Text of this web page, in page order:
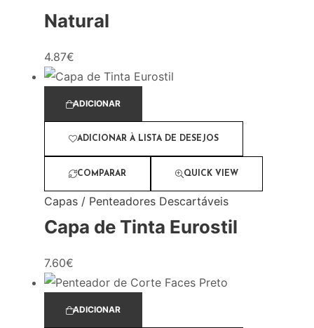
Natural
4.87€
ADICIONAR
ADICIONAR À LISTA DE DESEJOS
COMPARAR QUICK VIEW
Capas / Penteadores Descartáveis
Capa de Tinta Eurostil
7.60€
ADICIONAR